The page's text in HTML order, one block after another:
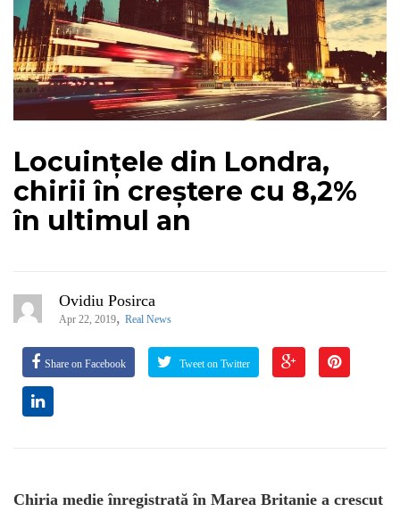
Locuințele din Londra,
chirii în creștere cu 8,2%
în ultimul an
Ovidiu Posirca
Apr 22, 2019, Real News
Share on Facebook Tweet on Twitter
Chiria medie înregistrată în Marea Britanie a crescut